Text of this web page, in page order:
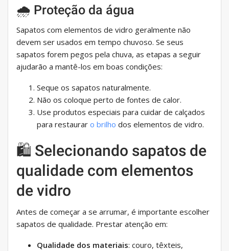
🌧 Proteção da água
Sapatos com elementos de vidro geralmente não
devem ser usados ​​em tempo chuvoso. Se seus
sapatos forem pegos pela chuva, as etapas a seguir
ajudarão a mantê-los em boas condições:
Seque os sapatos naturalmente.
Não os coloque perto de fontes de calor.
Use produtos especiais para cuidar de calçados
para restaurar o brilho dos elementos de vidro.
🛍 Selecionando sapatos de
qualidade com elementos
de vidro
Antes de começar a se arrumar, é importante escolher
sapatos de qualidade. Prestar atenção em:
Qualidade dos materiais: couro, têxteis,